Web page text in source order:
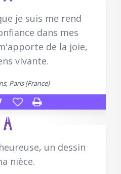
je suis me rend
dans mes
de la joie,
vivante.
Paris (France)
un dessin
nièce.